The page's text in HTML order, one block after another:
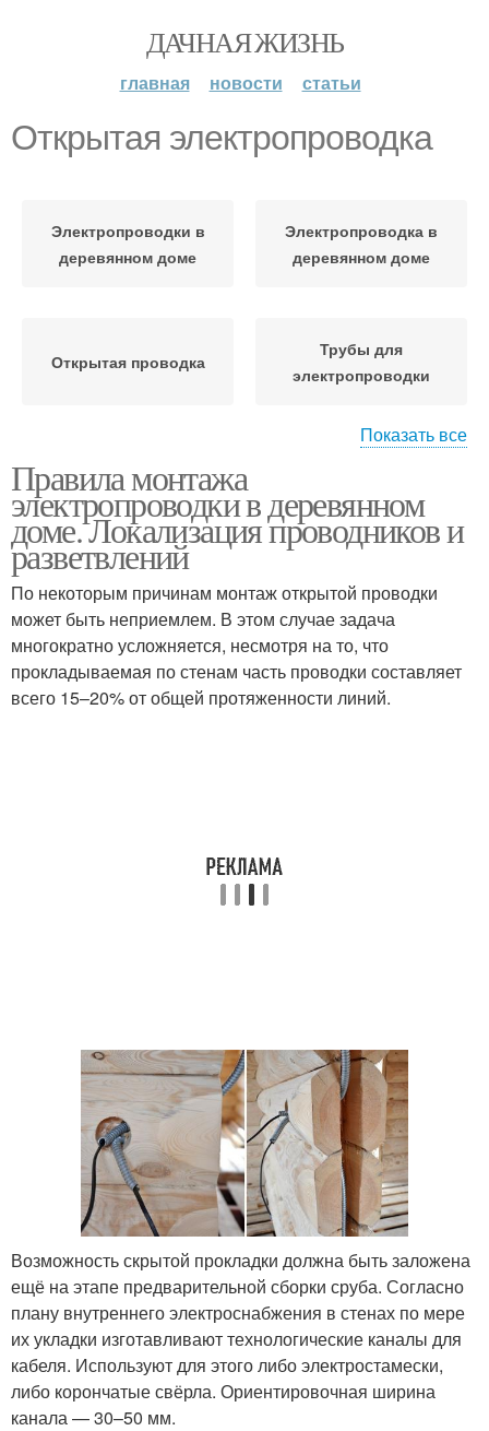
ДАЧНАЯ ЖИЗНЬ
главная новости статьи
Открытая электропроводка
Электропроводки в
деревянном доме
Электропроводка в
деревянном доме
Открытая проводка
Трубы для
электропроводки
электропроводка
Показать все
Правила монтажа
электропроводки в деревянном
доме. Локализация проводников и
разветвлений
По некоторым причинам монтаж открытой проводки
может быть неприемлем. В этом случае задача
многократно усложняется, несмотря на то, что
прокладываемая по стенам часть проводки составляет
всего 15–20% от общей протяженности линий.
Возможность скрытой прокладки должна быть заложена
ещё на этапе предварительной сборки сруба. Согласно
плану внутреннего электроснабжения в стенах по мере
их укладки изготавливают технологические каналы для
кабеля. Используют для этого либо электростамески,
либо корончатые свёрла. Ориентировочная ширина
канала — 30–50 мм.